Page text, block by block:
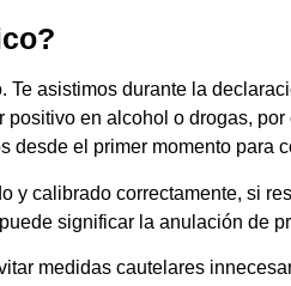
asistimos durante la
en alcohol o drogas,
el primer momento para
calibrado correctamente, si
significar la anulación de
medidas cautelares